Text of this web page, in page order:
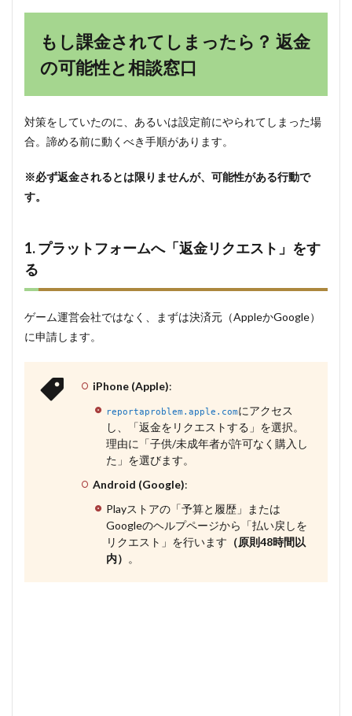
もし課金されてしまったら？ 返金
の可能性と相談窓口
対策をしていたのに、あるいは設定前にやられてしまった場
合。諦める前に動くべき手順があります。
※必ず返金されるとは限りませんが、可能性がある行動で
す。
1. プラットフォームへ「返金リクエスト」をす
る
ゲーム運営会社ではなく、まずは決済元（AppleかGoogle）
に申請します。
iPhone (Apple):
reportaproblem.apple.comにアクセス
し、「返金をリクエストする」を選択。
理由に「子供/未成年者が許可なく購入し
た」を選びます。
Android (Google):
Playストアの「予算と履歴」または
Googleのヘルプページから「払い戻しを
リクエスト」を行います （原則48時間以
内） 。